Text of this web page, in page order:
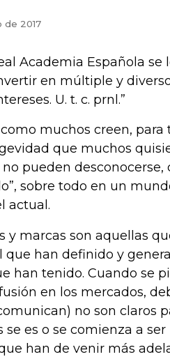
de 2017
Academia Española se
en múltiple y
U. t. c. prnl.”
muchos creen, para
que muchos
pueden desconocerse,
sobre todo en un
actual.
y marcas son aquellas
han definido y
han tenido. Cuando se
en los mercados,
no son claros
es o se comienza a ser
han de venir más